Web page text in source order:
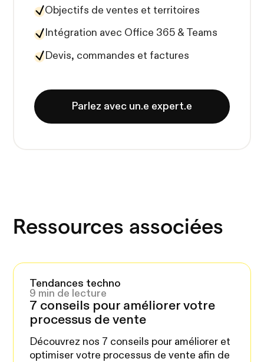
Objectifs de ventes et territoires
Intégration avec Office 365 & Teams
Devis, commandes et factures
Parlez avec un.e expert.e
Ressources associées
Tendances techno
9 min de lecture
7 conseils pour améliorer votre
processus de vente
Découvrez nos 7 conseils pour améliorer et
optimiser votre processus de vente afin de